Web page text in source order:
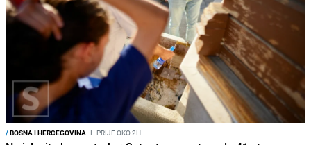
/BOSNA I HERCEGOVINA I PRIJE OKO 2H